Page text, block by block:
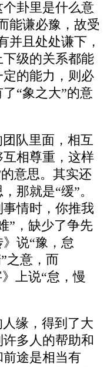
卦里是什么意
能谦必豫，故受
并且处处谦下，
级的关系都能
的能力，则必
“象之大”的意
队里面，相互
相尊重，这样
意思。其实还
那就是“缓”。
情时，你推我
”，缺少了争先
说“豫，怠
之意，而
上说“怠，慢
缘，得到了大
多人的帮助和
途是相当有